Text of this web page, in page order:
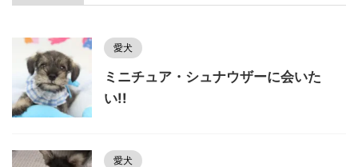
愛犬
ミニチュア・シュナウザーに会いた
い!!
愛犬